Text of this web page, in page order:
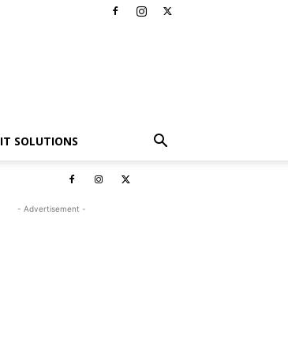
IT SOLUTIONS
- Advertisement -